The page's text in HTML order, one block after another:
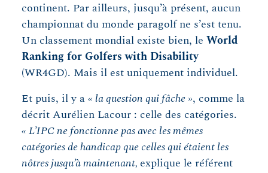
continent. Par ailleurs, jusqu’à présent, aucun
championnat du monde paragolf ne s’est tenu.
Un classement mondial existe bien, le World
Ranking for Golfers with Disability
(WR4GD). Mais il est uniquement individuel.
Et puis, il y a « la question qui fâche », comme la
décrit Aurélien Lacour : celle des catégories.
« L’IPC ne fonctionne pas avec les mêmes
catégories de handicap que celles qui étaient les
nôtres jusqu’à maintenant, explique le référent